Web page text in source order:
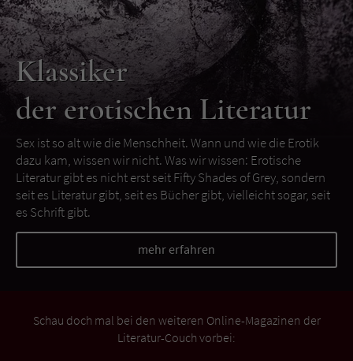
Klassiker
der erotischen Literatur
Sex ist so alt wie die Menschheit. Wann und wie die Erotik
dazu kam, wissen wir nicht. Was wir wissen: Erotische
Literatur gibt es nicht erst seit Fifty Shades of Grey, sondern
seit es Literatur gibt, seit es Bücher gibt, vielleicht sogar, seit
es Schrift gibt.
mehr erfahren
Schau doch mal bei den weiteren Online-Magazinen der
Literatur-Couch vorbei: